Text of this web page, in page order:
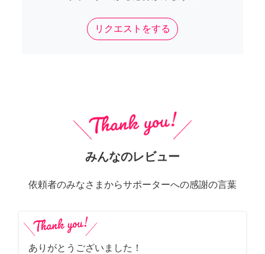
リクエストをする
みんなのレビュー
依頼者のみなさまからサポーターへの感謝の言葉
ありがとうございました！